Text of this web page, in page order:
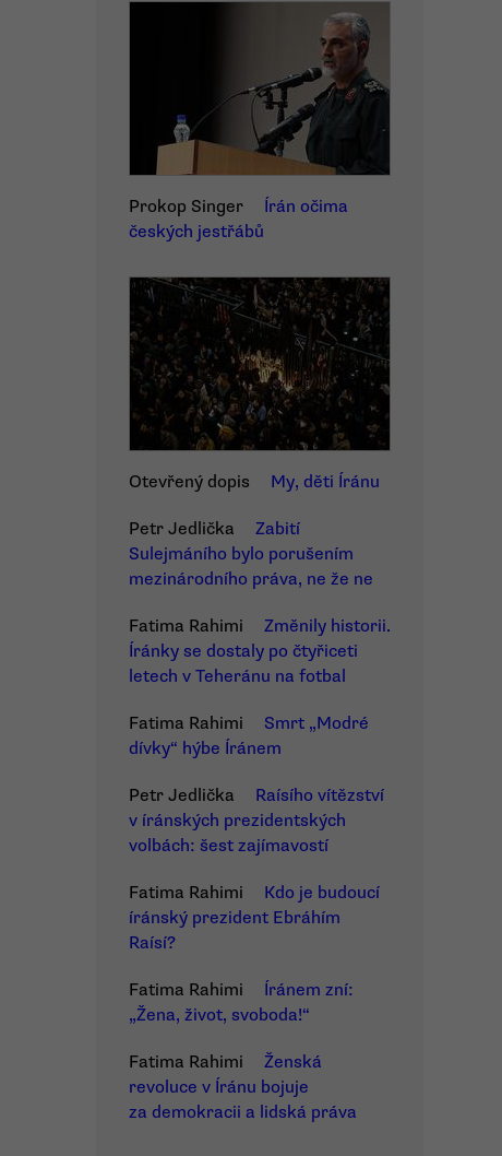
Prokop Singer
Írán očima
českých jestřábů
Otevřený dopis My, děti Íránu
Petr Jedlička
Zabití
Sulejmáního bylo porušením
mezinárodního práva, ne že ne
Fatima Rahimi
Změnily historii.
Íránky se dostaly po čtyřiceti
letech v Teheránu na fotbal
Fatima Rahimi
Smrt „Modré
dívky“ hýbe Íránem
Petr Jedlička
Raísího vítězství
v íránských prezidentských
volbách: šest zajímavostí
Fatima Rahimi
Kdo je budoucí
íránský prezident Ebráhím
Raísí?
Fatima Rahimi
Íránem zní:
„Žena, život, svoboda!“
Fatima Rahimi
Ženská
revoluce v Íránu bojuje
za demokracii a lidská práva